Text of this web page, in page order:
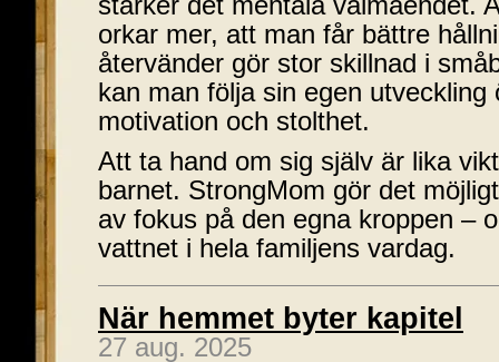
orkar mer, att man får bättre
återvänder gör stor skillnad i
kan man följa sin egen
motivation och stolthet.
Att ta hand om sig själv är lika
barnet. StrongMom gör det
av fokus på den egna kroppen –
vattnet i hela familjens vardag.
När hemmet byter kapitel
27 aug. 2025